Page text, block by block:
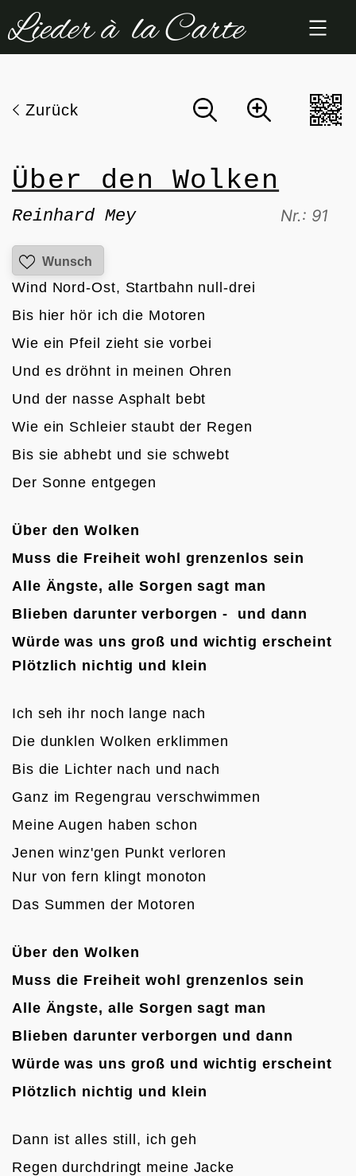
Zum
Inhalt
Zurück
Über den Wolken
Reinhard Mey Nr.: 91
Wunsch
Wind Nord-Ost, Startbahn null-drei
Bis hier hör ich die Motoren
Wie ein Pfeil zieht sie vorbei
Und es dröhnt in meinen Ohren
Und der nasse Asphalt bebt
Wie ein Schleier staubt der Regen
Bis sie abhebt und sie schwebt
Der Sonne entgegen
Über den Wolken
Muss die Freiheit wohl grenzenlos sein
Alle Ängste, alle Sorgen sagt man
Blieben darunter verborgen -  und dann
Würde was uns groß und wichtig erscheint
Plötzlich nichtig und klein
Ich seh ihr noch lange nach
Die dunklen Wolken erklimmen
Bis die Lichter nach und nach
Ganz im Regengrau verschwimmen
Meine Augen haben schon
Jenen winz'gen Punkt verloren
Nur von fern klingt monoton
Das Summen der Motoren
Über den Wolken
Muss die Freiheit wohl grenzenlos sein
Alle Ängste, alle Sorgen sagt man
Blieben darunter verborgen und dann
Würde was uns groß und wichtig erscheint
Plötzlich nichtig und klein
Dann ist alles still, ich geh
Regen durchdringt meine Jacke